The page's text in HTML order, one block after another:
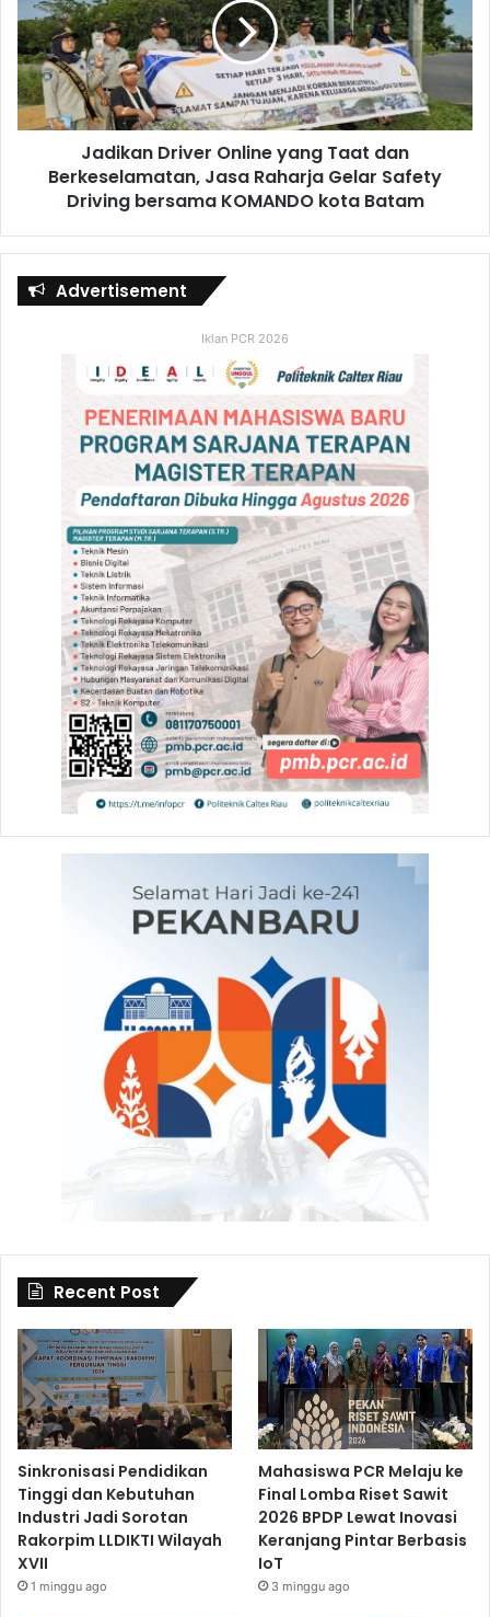
Jadikan Driver Online yang Taat dan
Berkeselamatan, Jasa Raharja Gelar Safety
Driving bersama KOMANDO kota Batam
Advertisement
Iklan PCR 2026
Recent Post
Sinkronisasi Pendidikan
Tinggi dan Kebutuhan
Industri Jadi Sorotan
Rakorpim LLDIKTI Wilayah
XVII
1 minggu ago
Mahasiswa PCR Melaju ke
Final Lomba Riset Sawit
2026 BPDP Lewat Inovasi
Keranjang Pintar Berbasis
IoT
3 minggu ago